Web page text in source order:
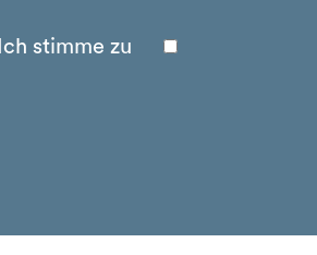
stimme zu